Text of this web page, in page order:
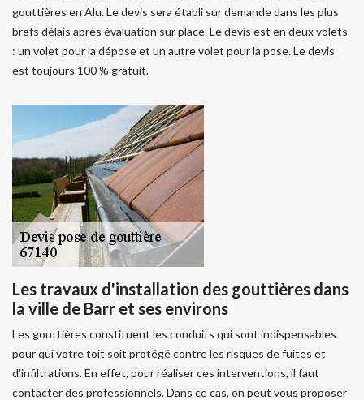
gouttières en Alu. Le devis sera établi sur demande dans les plus
brefs délais après évaluation sur place. Le devis est en deux volets
: un volet pour la dépose et un autre volet pour la pose. Le devis
est toujours 100 % gratuit.
Les travaux d'installation des gouttières dans
la ville de Barr et ses environs
Les gouttières constituent les conduits qui sont indispensables
pour qui votre toit soit protégé contre les risques de fuites et
d'infiltrations. En effet, pour réaliser ces interventions, il faut
contacter des professionnels. Dans ce cas, on peut vous proposer